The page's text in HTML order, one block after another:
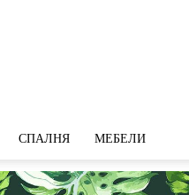
СПАЛНЯ МЕБЕЛИ